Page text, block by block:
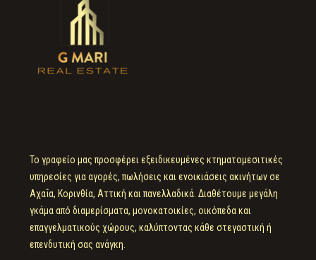
Το γραφείο μας προσφέρει εξειδικευμένες κτηματομεσιτικές
υπηρεσίες για αγορές, πωλήσεις και ενοικιάσεις ακινήτων σε
Αχαΐα, Κορινθία, Αττική και πανελλαδικά. Διαθέτουμε μεγάλη
γκάμα από διαμερίσματα, μονοκατοικίες, οικόπεδα και
επαγγελματικούς χώρους, καλύπτοντας κάθε στεγαστική ή
επενδυτική σας ανάγκη.